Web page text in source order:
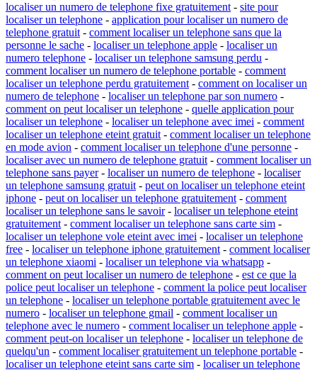
localiser un numero de telephone fixe gratuitement - site pour
localiser un telephone - application pour localiser un numero de
telephone gratuit - comment localiser un telephone sans que la
personne le sache - localiser un telephone apple - localiser un
numero telephone - localiser un telephone samsung perdu -
comment localiser un numero de telephone portable - comment
localiser un telephone perdu gratuitement - comment on localiser un
numero de telephone - localiser un telephone par son numero -
comment on peut localiser un telephone - quelle application pour
localiser un telephone - localiser un telephone avec imei - comment
localiser un telephone eteint gratuit - comment localiser un telephone
en mode avion - comment localiser un telephone d'une personne -
localiser avec un numero de telephone gratuit - comment localiser un
telephone sans payer- localiser un numero de telephone - localiser
un telephone samsung gratuit - peut on localiser un telephone eteint
iphone - peut on localiser un telephone gratuitement - comment
localiser un telephone sans le savoir- localiser un telephone eteint
gratuitement - comment localiser un telephone sans carte sim -
localiser un telephone vole eteint avec imei - localiser un telephone
free - localiser un telephone iphone gratuitement - comment localiser
un telephone xiaomi - localiser un telephone via whatsapp -
comment on peut localiser un numero de telephone - est ce que la
police peut localiser un telephone - comment la police peut localiser
un telephone - localiser un telephone portable gratuitement avec le
numero - localiser un telephone gmail - comment localiser un
telephone avec le numero - comment localiser un telephone apple -
comment peut-on localiser un telephone - localiser un telephone de
quelqu'un - comment localiser gratuitement un telephone portable -
localiser un telephone eteint sans carte sim - localiser un telephone